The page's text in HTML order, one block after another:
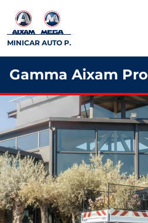
MINICAR AUTO P.
Gamma Aixam Pro